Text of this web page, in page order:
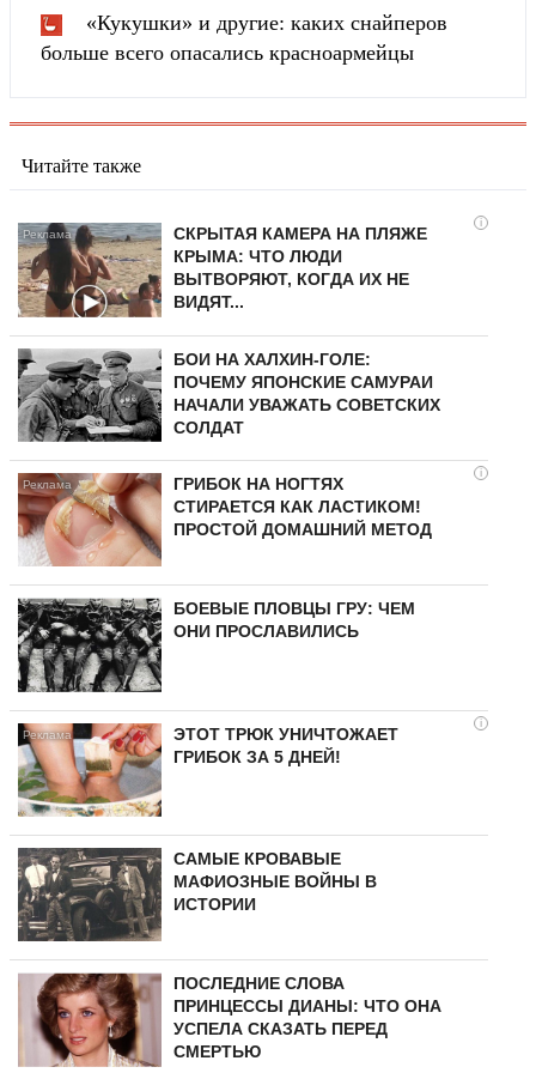
«Кукушки» и другие: каких снайперов
больше всего опасались красноармейцы
Читайте также
i
СКРЫТАЯ КАМЕРА НА ПЛЯЖЕ
КРЫМА: ЧТО ЛЮДИ
ВЫТВОРЯЮТ, КОГДА ИХ НЕ
ВИДЯТ...
БОИ НА ХАЛХИН-ГОЛЕ:
ПОЧЕМУ ЯПОНСКИЕ САМУРАИ
НАЧАЛИ УВАЖАТЬ СОВЕТСКИХ
СОЛДАТ
i
ГРИБОК НА НОГТЯХ
СТИРАЕТСЯ КАК ЛАСТИКОМ!
ПРОСТОЙ ДОМАШНИЙ МЕТОД
БОЕВЫЕ ПЛОВЦЫ ГРУ: ЧЕМ
ОНИ ПРОСЛАВИЛИСЬ
i
ЭТОТ ТРЮК УНИЧТОЖАЕТ
ГРИБОК ЗА 5 ДНЕЙ!
САМЫЕ КРОВАВЫЕ
МАФИОЗНЫЕ ВОЙНЫ В
ИСТОРИИ
ПОСЛЕДНИЕ СЛОВА
ПРИНЦЕССЫ ДИАНЫ: ЧТО ОНА
УСПЕЛА СКАЗАТЬ ПЕРЕД
СМЕРТЬЮ